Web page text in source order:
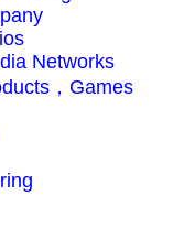
Networks
，Games